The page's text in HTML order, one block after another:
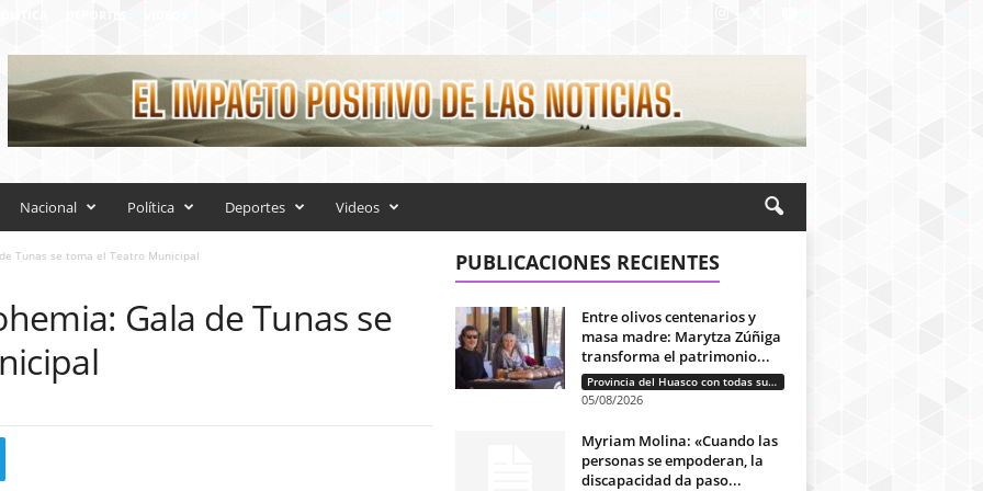
Nacional Política Deportes Videos
Tunas se toma el Teatro Municipal
Gala de Tunas se
PUBLICACIONES RECIENTES
Entre olivos centenarios y
masa madre: Marytza Zúñiga
transforma el patrimonio...
Provincia del Huasco con todas sus letras: Historias que unen cultura, diversidad e identidad
05/08/2026
Myriam Molina: «Cuando las
personas se empoderan, la
discapacidad da paso...